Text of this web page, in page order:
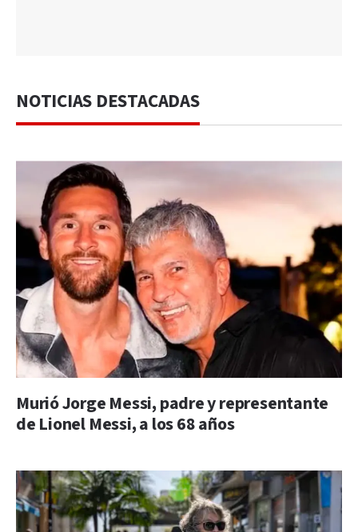
NOTICIAS DESTACADAS
Murió Jorge Messi, padre y representante
de Lionel Messi, a los 68 años